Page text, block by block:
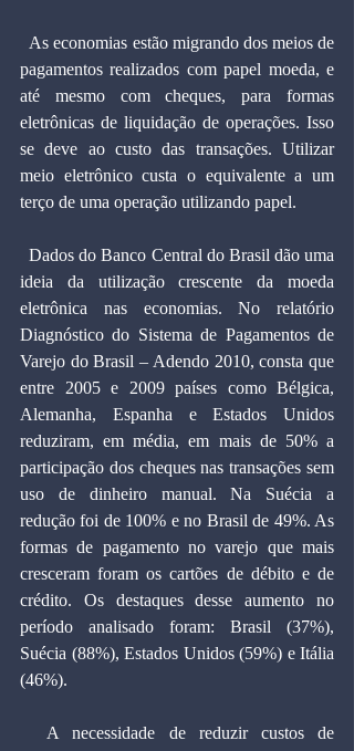
pagamentos realizados com papel moeda, e
até mesmo com cheques, para formas
eletrônicas de liquidação de operações. Isso
se deve ao custo das transações. Utilizar
meio eletrônico custa o equivalente a um
terço de uma operação utilizando papel.
  Dados do Banco Central do Brasil dão uma
ideia da utilização crescente da moeda
eletrônica nas economias. No relatório
Diagnóstico do Sistema de Pagamentos de
Varejo do Brasil – Adendo 2010, consta que
entre 2005 e 2009 países como Bélgica,
Alemanha, Espanha e Estados Unidos
reduziram, em média, em mais de 50% a
participação dos cheques nas transações sem
uso de dinheiro manual. Na Suécia a
redução foi de 100% e no Brasil de 49%. As
formas de pagamento no varejo que mais
cresceram foram os cartões de débito e de
crédito. Os destaques desse aumento no
período analisado foram: Brasil (37%),
Suécia (88%), Estados Unidos (59%) e Itália
(46%).